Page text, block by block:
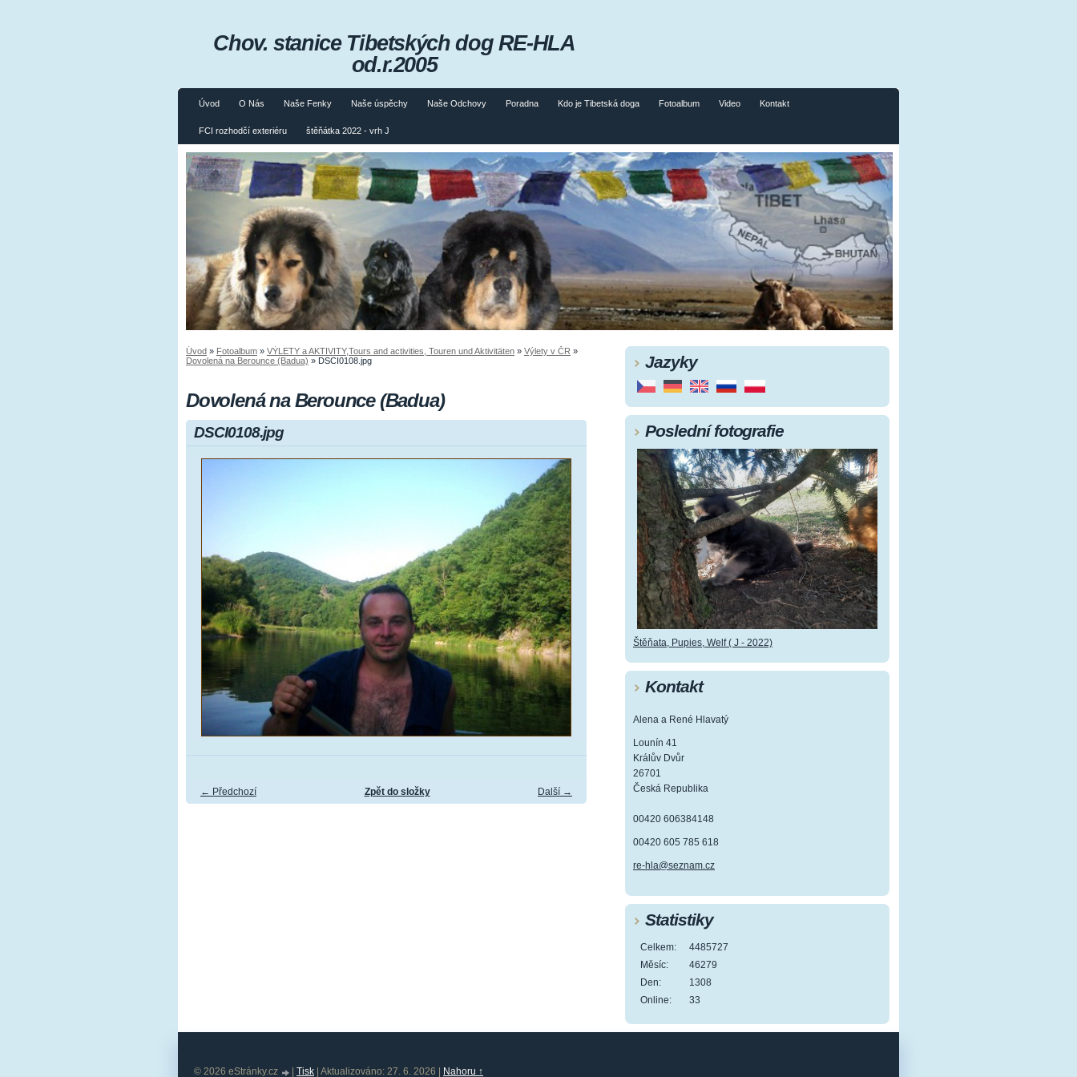
Úvod O Nás Naše Fenky Naše úspěchy Naše Odchovy Poradna Kdo je Tibetská doga Fotoalbum Video Kontakt
FCI rozhodčí exteriéru štěňátka 2022 - vrh J
Chov. stanice Tibetských dog RE-HLA
od.r.2005
Úvod » Fotoalbum » VÝLETY a AKTIVITY,Tours and activities, Touren und Aktivitäten » Výlety v ČR »
Dovolená na Berounce (Badua) » DSCI0108.jpg
Dovolená na Berounce (Badua)
DSCI0108.jpg
← Předchozí Další →
Zpět do složky
Jazyky
Poslední fotografie
Štěňata, Pupies, Welf ( J - 2022)
Kontakt
Alena a René Hlavatý
Lounín 41
Králův Dvůr
26701
Česká Republika
00420 606384148
00420 605 785 618
re-hla@seznam.cz
Statistiky
Online: 33
Celkem:
4485727
Měsíc:
46279
Den:
1308
© 2026 eStránky.cz Tisk Aktualizováno: 27. 6. 2026 Nahoru ↑